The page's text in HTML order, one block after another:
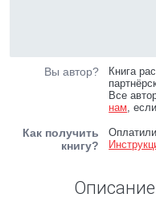
Вы автор?
Книга
Все
нам,
Как получить
книгу?
Описание